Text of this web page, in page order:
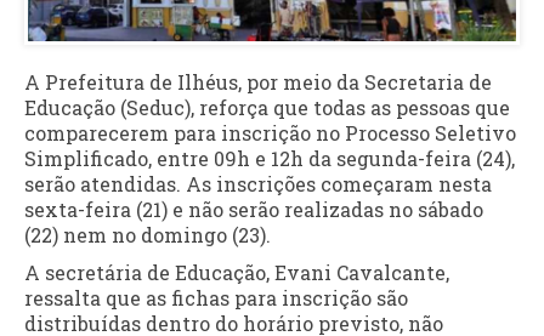
A Prefeitura de Ilhéus, por meio da Secretaria de
Educação (Seduc), reforça que todas as pessoas que
comparecerem para inscrição no Processo Seletivo
Simplificado, entre 09h e 12h da segunda-feira (24),
serão atendidas. As inscrições começaram nesta
sexta-feira (21) e não serão realizadas no sábado
(22) nem no domingo (23).
A secretária de Educação, Evani Cavalcante,
ressalta que as fichas para inscrição são
distribuídas dentro do horário previsto, não